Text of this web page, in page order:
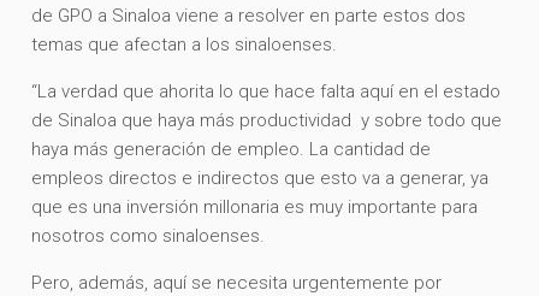
de GPO a Sinaloa viene a resolver en parte estos dos
temas que afectan a los sinaloenses.
“La verdad que ahorita lo que hace falta aquí en el estado
de Sinaloa que haya más productividad y sobre todo que
haya más generación de empleo. La cantidad de
empleos directos e indirectos que esto va a generar, ya
que es una inversión millonaria es muy importante para
nosotros como sinaloenses.
Pero, además, aquí se necesita urgentemente por